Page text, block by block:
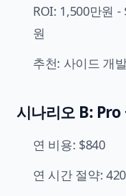
ROI: 1,500만원
원
추천: 사이드 개
시나리오 B:
연 비용: $840
연 시간 절약: